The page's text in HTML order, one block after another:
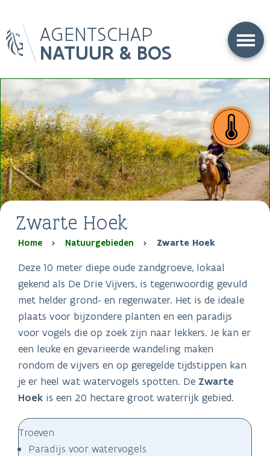
en
naar
gaan
AGENTSCHAP
NATUUR & BOS
Zwarte Hoek
Kruimelpad
Home Natuurgebieden Zwarte Hoek
Deze 10 meter diepe oude zandgroeve, lokaal
gekend als De Drie Vijvers, is tegenwoordig gevuld
met helder grond- en regenwater. Het is de ideale
plaats voor bijzondere planten en een paradijs
voor vogels die op zoek zijn naar lekkers. Je kan er
een leuke en gevarieerde wandeling maken
rondom de vijvers en op geregelde tijdstippen kan
je er heel wat watervogels spotten. De Zwarte
Hoek is een 20 hectare groot waterrijk gebied.
Troeven
Paradijs voor watervogels